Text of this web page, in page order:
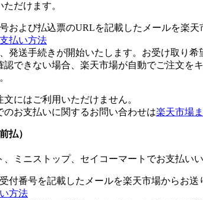
だけます。
および払込票のURLを記載したメールを楽天
払い方法
発送手続きが開始いたします。お受け取り
できない場合、楽天市場が自動でご注文を
にはご利用いただけません。
お支払いに関するお問い合わせは楽天市場
払）
ミニストップ、セイコーマートでお支払いい
付番号を記載したメールを楽天市場からお送
方法